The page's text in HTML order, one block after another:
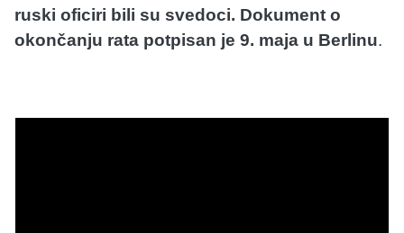
ruski oficiri bili su svedoci. Dokument o
okončanju rata potpisan je 9. maja u Berlinu.